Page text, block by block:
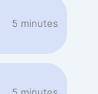
5 minutes